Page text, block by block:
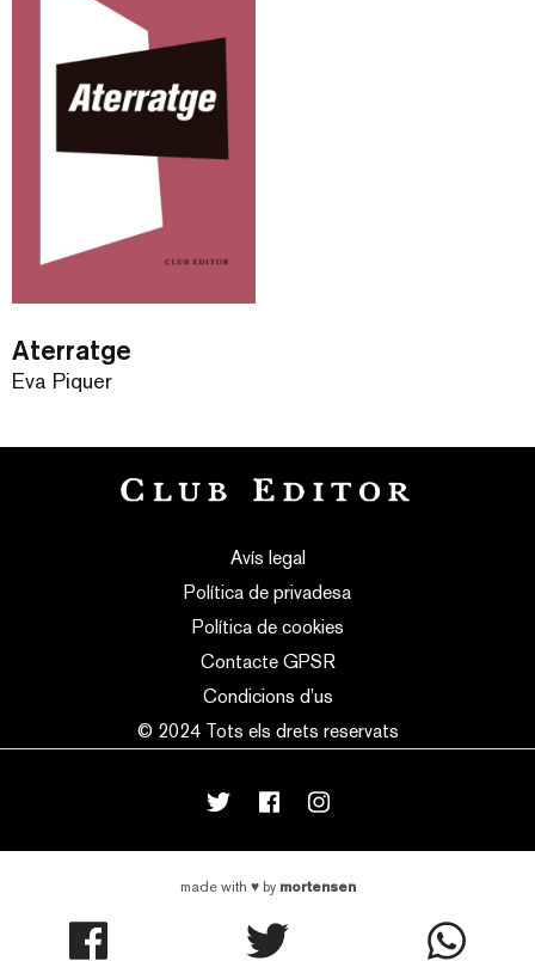
Aterratge
Eva Piquer
Avís legal
Política de privadesa
Política de cookies
Contacte GPSR
Condicions d’us
© 2024 Tots els drets reservats
made with ♥by mortensen